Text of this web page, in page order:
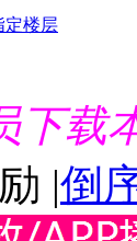
下载
|倒